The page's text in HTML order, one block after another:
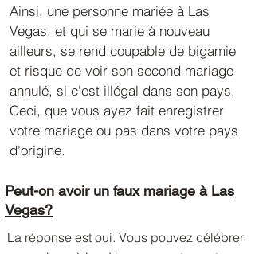
Ainsi, une personne mariée à Las
Vegas, et qui se marie à nouveau
ailleurs, se rend coupable de bigamie
et risque de voir son second mariage
annulé, si c'est illégal dans son pays.
Ceci, que vous ayez fait enregistrer
votre mariage ou pas dans votre pays
d'origine.
Peut-on avoir un faux mariage à Las
Vegas?
La réponse est oui. Vous pouvez célébrer